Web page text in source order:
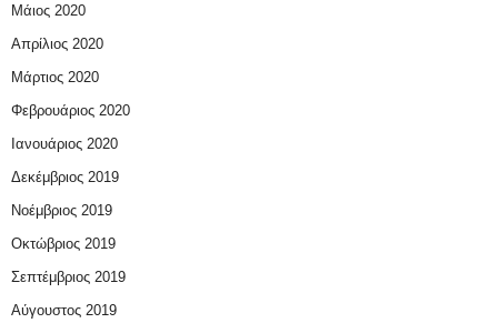
Μάιος 2020
Απρίλιος 2020
Μάρτιος 2020
Φεβρουάριος 2020
Ιανουάριος 2020
Δεκέμβριος 2019
Νοέμβριος 2019
Οκτώβριος 2019
Σεπτέμβριος 2019
Αύγουστος 2019